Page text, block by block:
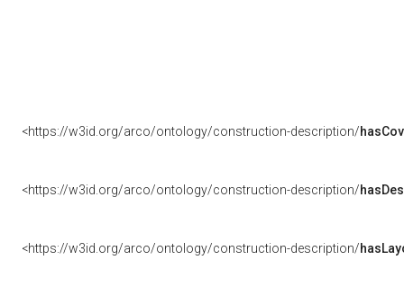
<https://w3id.org/arco/ontology/construction-description/
<https://w3id.org/arco/ontology/construction-description/
<https://w3id.org/arco/ontology/construction-description/